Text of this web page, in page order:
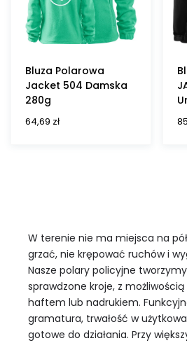
Bluza Polarowa
Jacket 504 Damska
280g
64,69 zł
W terenie nie ma miejsca na
grzać, nie krępować ruchów i
Nasze polary policyjne
sprawdzone kroje, z
haftem lub nadrukiem.
gramatura, trwałość w
gotowe do działania. Przy